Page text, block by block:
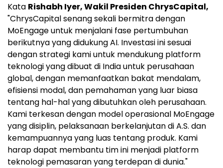
Kata Rishabh Iyer, Wakil Presiden ChrysCapital,
"ChrysCapital senang sekali bermitra dengan
MoEngage untuk menjalani fase pertumbuhan
berikutnya yang didukung AI. Investasi ini sesuai
dengan strategi kami untuk mendukung platform
teknologi yang dibuat di Indiauntuk perusahaan
global, dengan memanfaatkan bakat mendalam,
efisiensi modal, dan pemahaman yang luar biasa
tentang hal-hal yang dibutuhkan oleh perusahaan.
Kami terkesan dengan model operasional MoEngage
yang disiplin, pelaksanaan berkelanjutan di A.S. dan
kemampuannya yang luas tentang produk. Kami
harap dapat membantu tim ini menjadi platform
teknologi pemasaran yang terdepan di dunia."